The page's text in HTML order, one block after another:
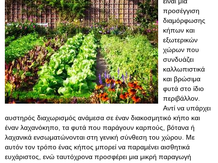
προσέγγιση
διαμόρφωσης
κήπων και
εξωτερικών
χώρων που
συνδυάζει
καλλωπιστικά
και βρώσιμα
φυτά στο ίδιο
περιβάλλον.
Αντί να υπάρχει
αυστηρός διαχωρισμός ανάμεσα σε έναν διακοσμητικό κήπο και
έναν λαχανόκηπο, τα φυτά που παράγουν καρπούς, βότανα ή
λαχανικά ενσωματώνονται στη γενική σύνθεση του χώρου. Με
αυτόν τον τρόπο ένας κήπος μπορεί να παραμένει αισθητικά
ευχάριστος, ενώ ταυτόχρονα προσφέρει μια μικρή παραγωγή